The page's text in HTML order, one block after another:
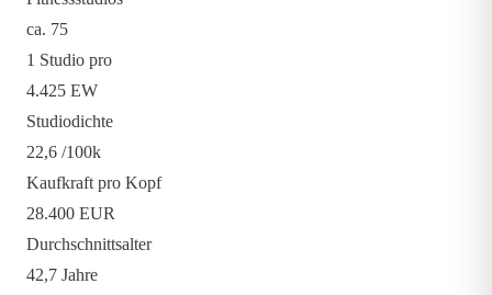
ca. 75
1 Studio pro
4.425 EW
Studiodichte
22,6 /100k
Kaufkraft pro Kopf
28.400 EUR
Durchschnittsalter
42,7 Jahre